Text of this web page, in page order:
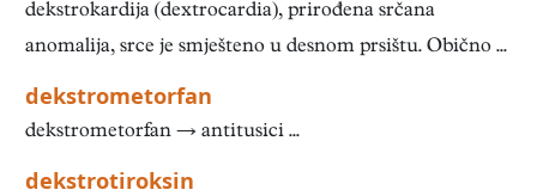
dekstrokardija (dextrocardia), prirođena srčana
anomalija, srce je smješteno u desnom prsištu. Obično ...
dekstrometorfan
dekstrometorfan → antitusici ...
dekstrotiroksin